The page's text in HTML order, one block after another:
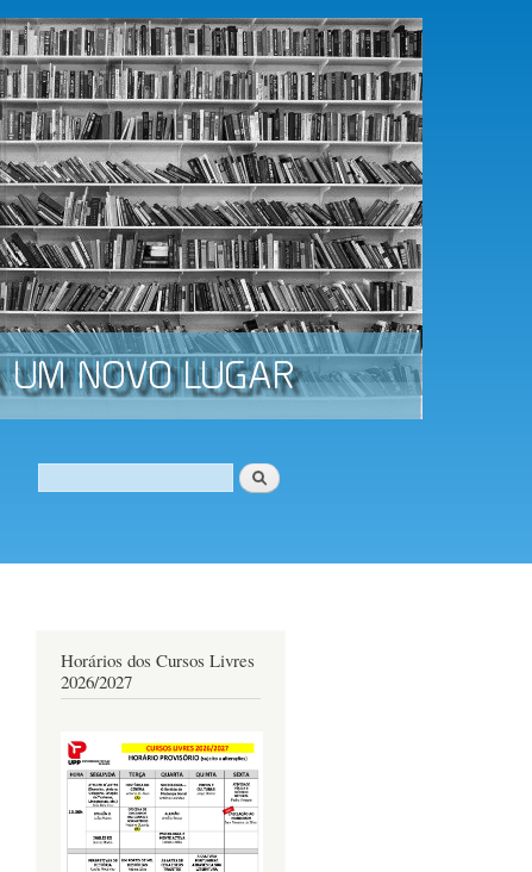
Formulário de procura
Procurar
Horários dos Cursos Livres
2026/2027